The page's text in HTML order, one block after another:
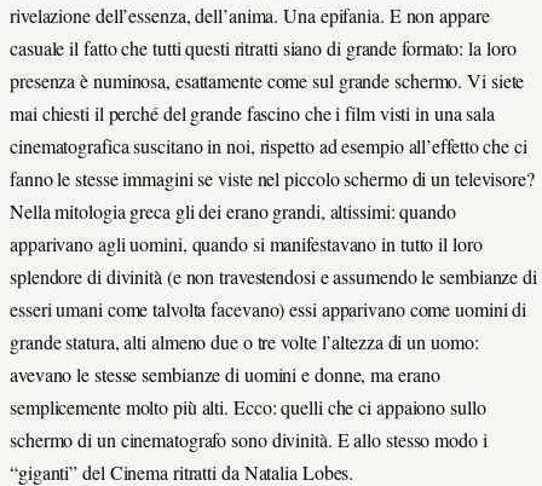
rivelazione dell’essenza, dell’anima. Una epifania. E non appare
casuale il fatto che tutti questi ritratti siano di grande formato: la loro
presenza è numinosa, esattamente come sul grande schermo. Vi siete
mai chiesti il perché del grande fascino che i film visti in una sala
cinematografica suscitano in noi, rispetto ad esempio all’effetto che ci
fanno le stesse immagini se viste nel piccolo schermo di un televisore?
Nella mitologia greca gli dei erano grandi, altissimi: quando
apparivano agli uomini, quando si manifestavano in tutto il loro
splendore di divinità (e non travestendosi e assumendo le sembianze di
esseri umani come talvolta facevano) essi apparivano come uomini di
grande statura, alti almeno due o tre volte l’altezza di un uomo:
avevano le stesse sembianze di uomini e donne, ma erano
semplicemente molto più alti. Ecco: quelli che ci appaiono sullo
schermo di un cinematografo sono divinità. E allo stesso modo i
“giganti” del Cinema ritratti da Natalia Lobes.